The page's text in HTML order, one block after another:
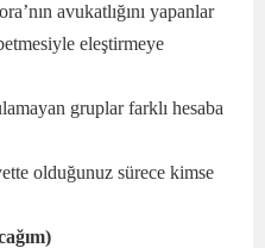
avukatlığını yapanlar
eleştirmeye
gruplar farklı hesaba
olduğunuz sürece kimse